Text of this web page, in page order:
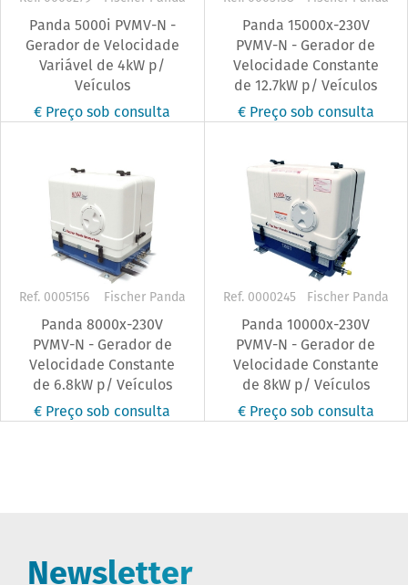
Panda 5000i PVMV-N -
Gerador de Velocidade
Variável de 4kW p/
Veículos
€ Preço sob consulta
Panda 15000x-230V
PVMV-N - Gerador de
Velocidade Constante
de 12.7kW p/ Veículos
€ Preço sob consulta
Ref. 0005156 Fischer Panda
Panda 8000x-230V
PVMV-N - Gerador de
Velocidade Constante
de 6.8kW p/ Veículos
€ Preço sob consulta
Ref. 0000245 Fischer Panda
Panda 10000x-230V
PVMV-N - Gerador de
Velocidade Constante
de 8kW p/ Veículos
€ Preço sob consulta
Newsletter